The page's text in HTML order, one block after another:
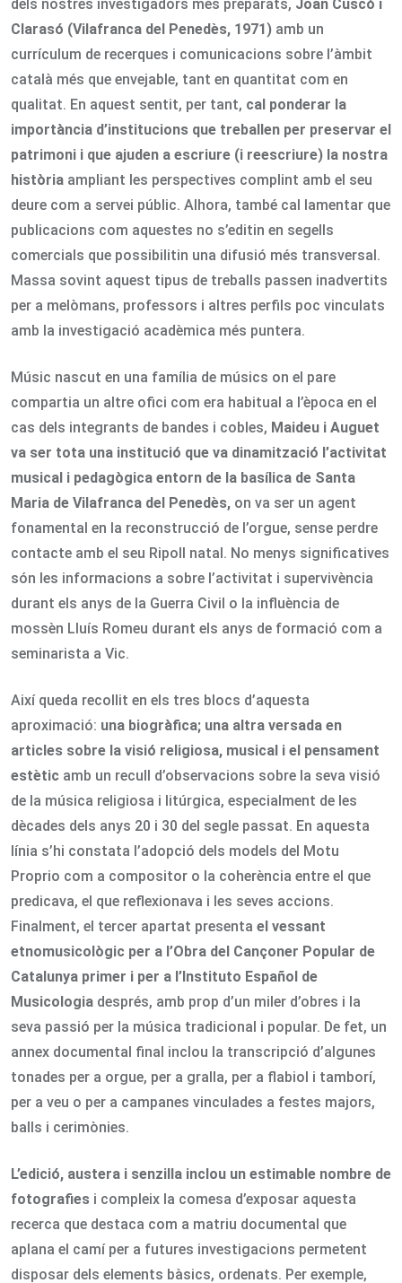
dels nostres investigadors més preparats, Joan Cuscó i
Clarasó (Vilafranca del Penedès, 1971) amb un
currículum de recerques i comunicacions sobre l’àmbit
català més que envejable, tant en quantitat com en
qualitat. En aquest sentit, per tant, cal ponderar la
importància d’institucions que treballen per preservar el
patrimoni i que ajuden a escriure (i reescriure) la nostra
història ampliant les perspectives complint amb el seu
deure com a servei públic. Alhora, també cal lamentar que
publicacions com aquestes no s’editin en segells
comercials que possibilitin una difusió més transversal.
Massa sovint aquest tipus de treballs passen inadvertits
per a melòmans, professors i altres perfils poc vinculats
amb la investigació acadèmica més puntera.
Músic nascut en una família de músics on el pare
compartia un altre ofici com era habitual a l’època en el
cas dels integrants de bandes i cobles, Maideu i Auguet
va ser tota una institució que va dinamització l’activitat
musical i pedagògica entorn de la basílica de Santa
Maria de Vilafranca del Penedès, on va ser un agent
fonamental en la reconstrucció de l’orgue, sense perdre
contacte amb el seu Ripoll natal. No menys significatives
són les informacions a sobre l’activitat i supervivència
durant els anys de la Guerra Civil o la influència de
mossèn Lluís Romeu durant els anys de formació com a
seminarista a Vic.
Així queda recollit en els tres blocs d’aquesta
aproximació: una biogràfica; una altra versada en
articles sobre la visió religiosa, musical i el pensament
estètic amb un recull d’observacions sobre la seva visió
de la música religiosa i litúrgica, especialment de les
dècades dels anys 20 i 30 del segle passat. En aquesta
línia s’hi constata l’adopció dels models del Motu
Proprio com a compositor o la coherència entre el que
predicava, el que reflexionava i les seves accions.
Finalment, el tercer apartat presenta el vessant
etnomusicològic per a l’Obra del Cançoner Popular de
Catalunya primer i per a l’Instituto Español de
Musicologia després, amb prop d’un miler d’obres i la
seva passió per la música tradicional i popular. De fet, un
annex documental final inclou la transcripció d’algunes
tonades per a orgue, per a gralla, per a flabiol i tamborí,
per a veu o per a campanes vinculades a festes majors,
balls i cerimònies.
L’edició, austera i senzilla inclou un estimable nombre de
fotografies i compleix la comesa d’exposar aquesta
recerca que destaca com a matriu documental que
aplana el camí per a futures investigacions permetent
disposar dels elements bàsics, ordenats. Per exemple,